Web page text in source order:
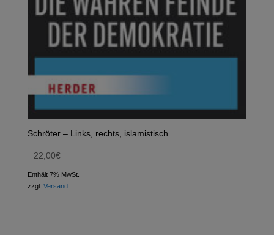
Schröter – Links, rechts, islamistisch
22,00€
Enthält 7% MwSt.
zzgl. Versand